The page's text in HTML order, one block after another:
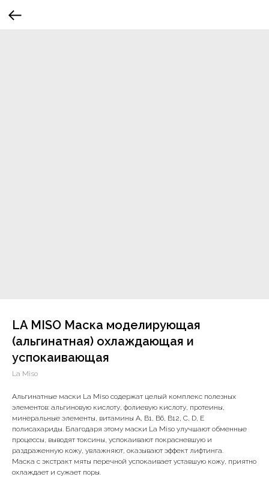
LA MISO Маска моделирующая
(альгинатная) охлаждающая и
успокаивающая
La Miso
Альгинатные маски La Miso содержат целый комплекс полезных
элементов: альгиновую кислоту, фолиевую кислоту, протеины,
минеральные элементы, витамины A, B1, B6, B12, C, D, E
полисахариды. Благодаря этому маски La Miso улучшают обменные
процессы, выводят токсины, успокаивают покрасневшую и
раздраженную кожу, увлажняют, оказывают эффект лифтинга.
Маска с экстракт мяты перечной успокаивает уставшую кожу, приятно
охлаждает и сужает поры.